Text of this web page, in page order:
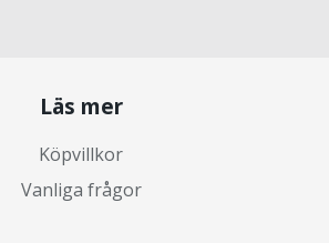
Läs mer
Köpvillkor
Vanliga frågor